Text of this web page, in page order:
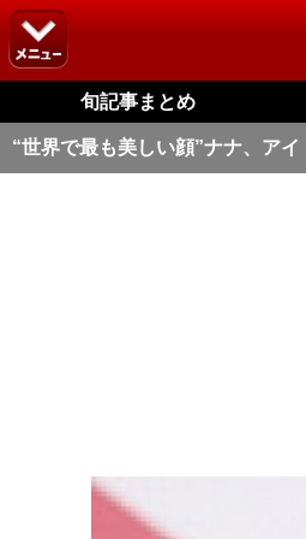
旬記事まとめ
“世界で最も美しい顔”ナナ、ア